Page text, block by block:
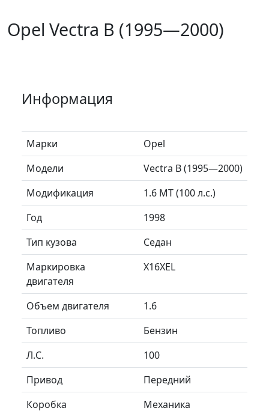
Opel Vectra B (1995—2000)
Информация
Марки
Opel
Модели
Vectra B (1995—2000)
Модификация
1.6 MT (100 л.с.)
Год
1998
Тип кузова
Седан
Маркировка
двигателя
X16XEL
Объем двигателя
1.6
Топливо
Бензин
Л.C.
100
Привод
Передний
Коробка
Механика